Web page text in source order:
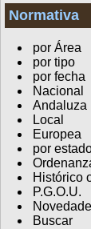
Normativa
por Área
por tipo
por fecha
Nacional
Andaluza
Local
Europea
por
Histórico
P.G.O.U.
Buscar